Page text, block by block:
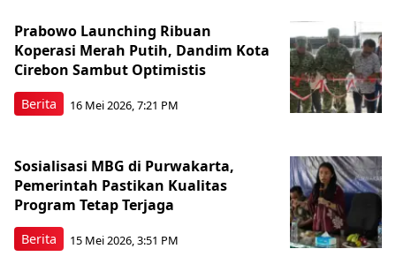
Berita
Prabowo Launching Ribuan
Koperasi Merah Putih, Dandim Kota
Cirebon Sambut Optimistis
16 Mei 2026, 7:21 PM
Berita
Sosialisasi MBG di Purwakarta,
Pemerintah Pastikan Kualitas
Program Tetap Terjaga
15 Mei 2026, 3:51 PM